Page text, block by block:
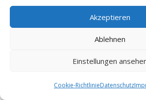
Akzeptieren
Ablehnen
Einstellungen
Cookie-RichtlinieDatenschutz
Wien
Wien Leopoldstadt
Wien Josefstadt
Wien Brigittenau